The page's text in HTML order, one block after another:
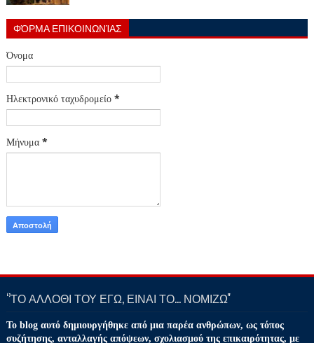
ΦΌΡΜΑ ΕΠΙΚΟΙΝΩΝΊΑΣ
Όνομα
Ηλεκτρονικό ταχυδρομείο *
Μήνυμα *
‘’ΤΟ ΑΛΛΟΘΙ ΤΟΥ ΕΓΩ, ΕΙΝΑΙ ΤΟ… ΝΟΜΙΖΩ''
Το blog αυτό δημιουργήθηκε από μια παρέα ανθρώπων, ως τόπος
συζήτησης, ανταλλαγής απόψεων, σχολιασμού της επικαιρότητας, με